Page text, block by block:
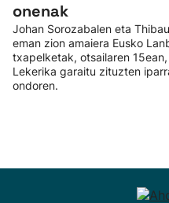
onenak
Johan Sorozabalen eta
eman zion amaiera Eusko
txapelketak, otsailaren
Lekerika garaitu zituzten
ondoren.